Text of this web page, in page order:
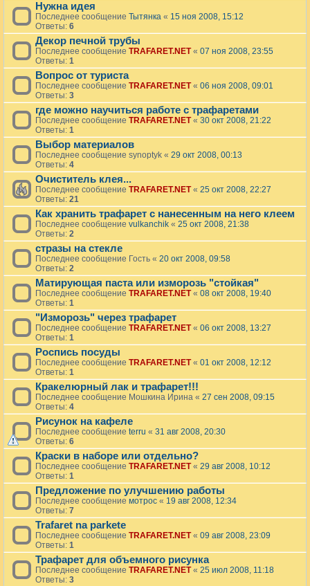
Нужна идея
Последнее сообщение Тытянка « 15 ноя 2008, 15:12
Ответы: 6
Декор печной трубы
Последнее сообщение TRAFARET.NET« 07 ноя 2008, 23:55
Ответы: 1
Вопрос от туриста
Последнее сообщение TRAFARET.NET« 06 ноя 2008, 09:01
Ответы: 3
где можно научиться работе с трафаретами
Последнее сообщение TRAFARET.NET« 30 окт 2008, 21:22
Ответы: 1
Выбор материалов
Последнее сообщение synoptyk « 29 окт 2008, 00:13
Ответы: 4
Очиститель клея...
Последнее сообщение TRAFARET.NET« 25 окт 2008, 22:27
Ответы: 21
Как хранить трафарет с нанесенным на него клеем
Последнее сообщение vulkanchik « 25 окт 2008, 21:38
Ответы: 2
стразы на стекле
Последнее сообщение Гость « 20 окт 2008, 09:58
Ответы: 2
Матирующая паста или изморозь "стойкая"
Последнее сообщение TRAFARET.NET« 08 окт 2008, 19:40
Ответы: 1
"Изморозь" через трафарет
Последнее сообщение TRAFARET.NET« 06 окт 2008, 13:27
Ответы: 1
Роспись посуды
Последнее сообщение TRAFARET.NET« 01 окт 2008, 12:12
Ответы: 1
Кракелюрный лак и трафарет!!!
Последнее сообщение Мошкина Ирина « 27 сен 2008, 09:15
Ответы: 4
Рисунок на кафеле
Последнее сообщение terru « 31 авг 2008, 20:30
Ответы: 6
Краски в наборе или отдельно?
Последнее сообщение TRAFARET.NET« 29 авг 2008, 10:12
Ответы: 1
Предложение по улучшению работы
Последнее сообщение мотрос « 19 авг 2008, 12:34
Ответы: 7
Trafaret na parkete
Последнее сообщение TRAFARET.NET« 09 авг 2008, 23:09
Ответы: 1
Трафарет для объемного рисунка
Последнее сообщение TRAFARET.NET« 25 июл 2008, 11:18
Ответы: 3